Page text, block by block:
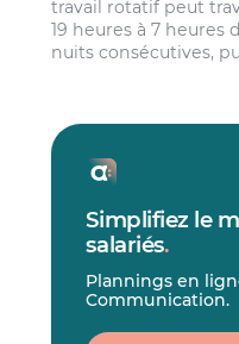
travail rotatif peut
19 heures à 7
nuits consécutives,
Simplifiez le
salariés.
Plannings en
Communication.